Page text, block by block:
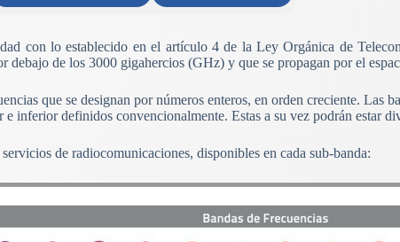
con lo establecido en el artículo 4 de la Ley Orgánica de
debajo de los 3000 gigahercios (GHz) y que se propagan por el
que se designan por números enteros, en orden creciente. Las
inferior definidos convencionalmente. Estas a su vez podrán estar
de radiocomunicaciones, disponibles en cada sub-banda: